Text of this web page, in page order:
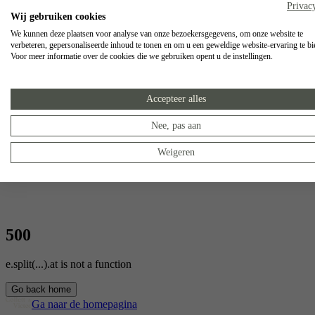
500
e.split(...).at is not a function
Go back home
Ga naar de homepagina
Wij gebruiken cookies
We kunnen deze plaatsen voor analyse van onze bezoekersgegevens, om onze website te
verbeteren, gepersonaliseerde inhoud te tonen en om u een geweldige website-ervaring te
Voor meer informatie over de cookies die we gebruiken opent u de instellingen.
Accepteer alles
Nee, pas aan
Weigeren